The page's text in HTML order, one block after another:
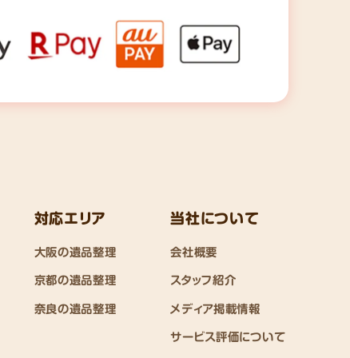
対応エリア
大阪の遺品整理
京都の遺品整理
奈良の遺品整理
当社について
会社概要
スタッフ紹介
メディア掲載情報
サービス評価について